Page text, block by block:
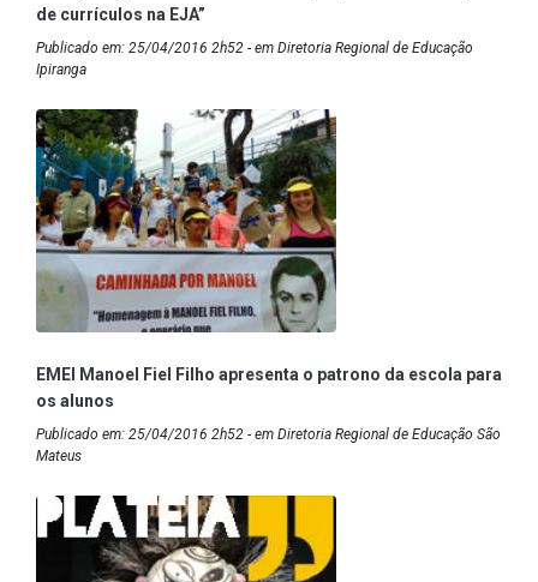
de currículos na EJA”
Publicado em: 25/04/2016 2h52 - em Diretoria Regional de Educação
Ipiranga
EMEI Manoel Fiel Filho apresenta o patrono da escola para
os alunos
Publicado em: 25/04/2016 2h52 - em Diretoria Regional de Educação São
Mateus